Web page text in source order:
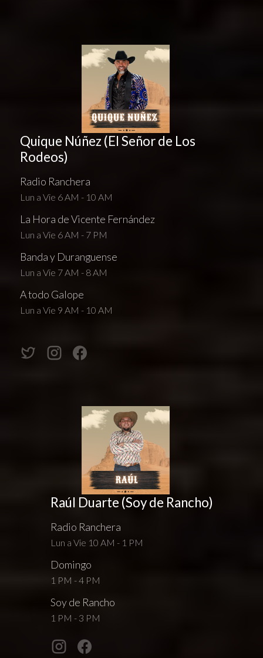
Quique Núñez (El Señor de Los
Rodeos)
Radio Ranchera
Lun a Vie 6 AM - 10 AM
La Hora de Vicente Fernández
Lun a Vie 6 AM - 7 PM
Banda y Duranguense
Lun a Vie 7 AM - 8 AM
A todo Galope
Lun a Vie 9 AM - 10 AM
Raúl Duarte (Soy de Rancho)
Radio Ranchera
Lun a Vie 10 AM - 1 PM
Domingo
1 PM - 4 PM
Soy de Rancho
1 PM - 3 PM